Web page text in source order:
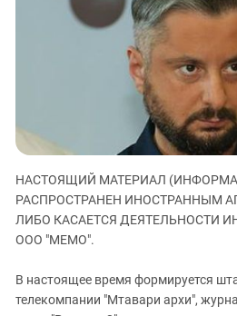
КАВКАЗ
Дагестан
Кабардино-Балкария
Краснодарский край
Нагорный Карабах
Российская Федерация
Ростовская область
СКФО
НАСТОЯЩИЙ МАТЕРИАЛ
РАСПРОСТРАНЕН ИНОСТРАННЫМ
ЛИБО КАСАЕТСЯ ДЕЯТЕЛЬНОСТИ
ООО "МЕМО".
В настоящее время формируется
телекомпании "Мтавари архи",